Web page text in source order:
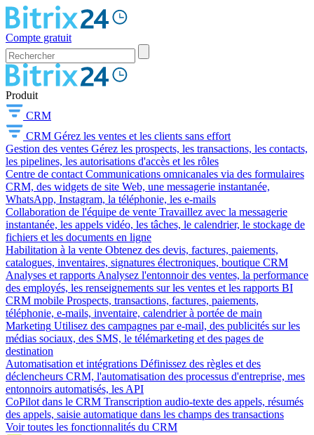
Compte gratuit
Produit
CRM
CRM Gérez les ventes et les clients sans effort
Gestion des ventes Gérez les prospects, les transactions, les contacts,
les pipelines, les autorisations d'accès et les rôles
Centre de contact Communications omnicanales via des formulaires
CRM, des widgets de site Web, une messagerie instantanée,
WhatsApp, Instagram, la téléphonie, les e-mails
Collaboration de l'équipe de vente Travaillez avec la messagerie
instantanée, les appels vidéo, les tâches, le calendrier, le stockage de
fichiers et les documents en ligne
Habilitation à la vente Obtenez des devis, factures, paiements,
catalogues, inventaires, signatures électroniques, boutique CRM
Analyses et rapports Analysez l'entonnoir des ventes, la performance
des employés, les renseignements sur les ventes et les rapports BI
CRM mobile Prospects, transactions, factures, paiements,
téléphonie, e-mails, inventaire, calendrier à portée de main
Marketing Utilisez des campagnes par e-mail, des publicités sur les
médias sociaux, des SMS, le télémarketing et des pages de
destination
Automatisation et intégrations Définissez des règles et des
déclencheurs CRM, l'automatisation des processus d'entreprise, mes
entonnoirs automatisés, les API
CoPilot dans le CRM Transcription audio-texte des appels, résumés
des appels, saisie automatique dans les champs des transactions
Voir toutes les fonctionnalités du CRM